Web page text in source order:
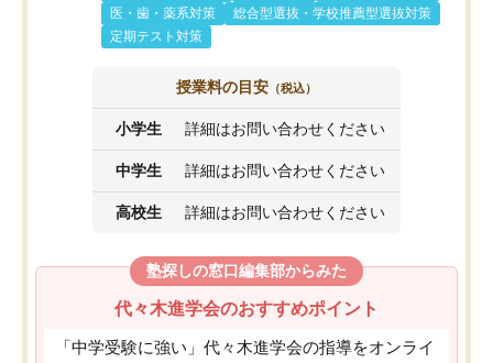
医・歯・薬系対策
総合型選抜・学校推薦型選抜対策
定期テスト対策
授業料の目安 （税込）
小学生 詳細はお問い合わせください
中学生 詳細はお問い合わせください
高校生 詳細はお問い合わせください
塾探しの窓口編集部からみた
代々木進学会のおすすめポイント
「中学受験に強い」代々木進学会の指導をオンライ